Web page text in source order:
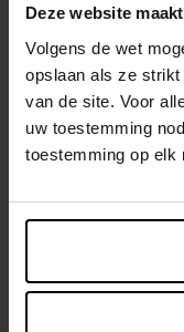
Deze website
Volgens de wet
opslaan als ze
van de site. Voor
uw toestemming
toestemming op elk
Kenmerken
Klantereview